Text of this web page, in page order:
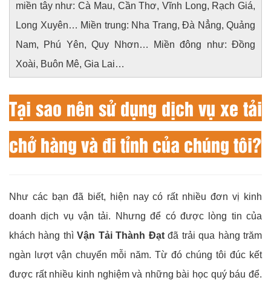
miền tây như: Cà Mau, Cần Thơ, Vĩnh Long, Rạch Giá,
Long Xuyên… Miền trung: Nha Trang, Đà Nẳng, Quảng
Nam, Phú Yên, Quy Nhơn… Miền đông như: Đồng
Xoài, Buôn Mê, Gia Lai…
Tại sao nên sử dụng dịch vụ xe tải
chở hàng và đi tỉnh của chúng tôi?
Như các bạn đã biết, hiện nay có rất nhiều đơn vị kinh
doanh dịch vụ vận tải. Nhưng để có được lòng tin của
khách hàng thìVận Tải Thành Đạtđã trải qua hàng trăm
ngàn lượt vận chuyển mỗi năm. Từ đó chúng tôi đúc kết
được rất nhiều kinh nghiệm và những bài học quý báu để.